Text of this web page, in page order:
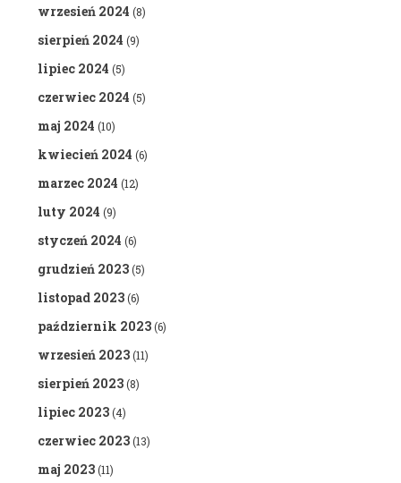
wrzesień 2024 (8)
sierpień 2024 (9)
lipiec 2024 (5)
czerwiec 2024 (5)
maj 2024 (10)
kwiecień 2024 (6)
marzec 2024 (12)
luty 2024 (9)
styczeń 2024 (6)
grudzień 2023(5)
listopad 2023(6)
październik 2023(6)
wrzesień 2023(11)
sierpień 2023(8)
lipiec 2023(4)
czerwiec 2023(13)
maj 2023(11)